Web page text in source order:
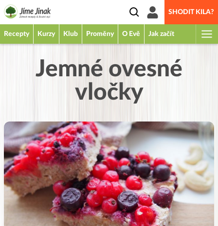
SHODIT KILA?
Recepty Kurzy Klub Proměny O Evě Jak začít
Jemné ovesné
vločky